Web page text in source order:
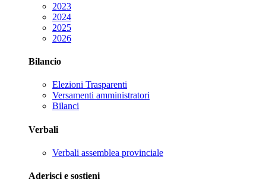
2023
2024
2025
2026
Bilancio
Elezioni Trasparenti
Versamenti amministratori
Bilanci
Verbali
Verbali assemblea provinciale
Aderisci e sostieni